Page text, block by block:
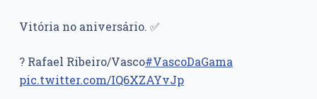
Vitória no aniversário. ✅
? Rafael Ribeiro/Vasco#VascoDaGama
pic.twitter.com/IQ6XZAYvJp